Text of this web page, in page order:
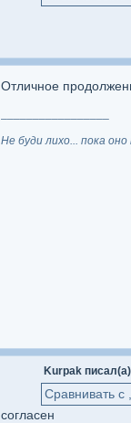
Отличное
Не буди лихо... пока
Kurpak
Сравнивать с
согласен